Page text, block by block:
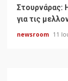
Στουρνάρας:
για τις
newsroom 11